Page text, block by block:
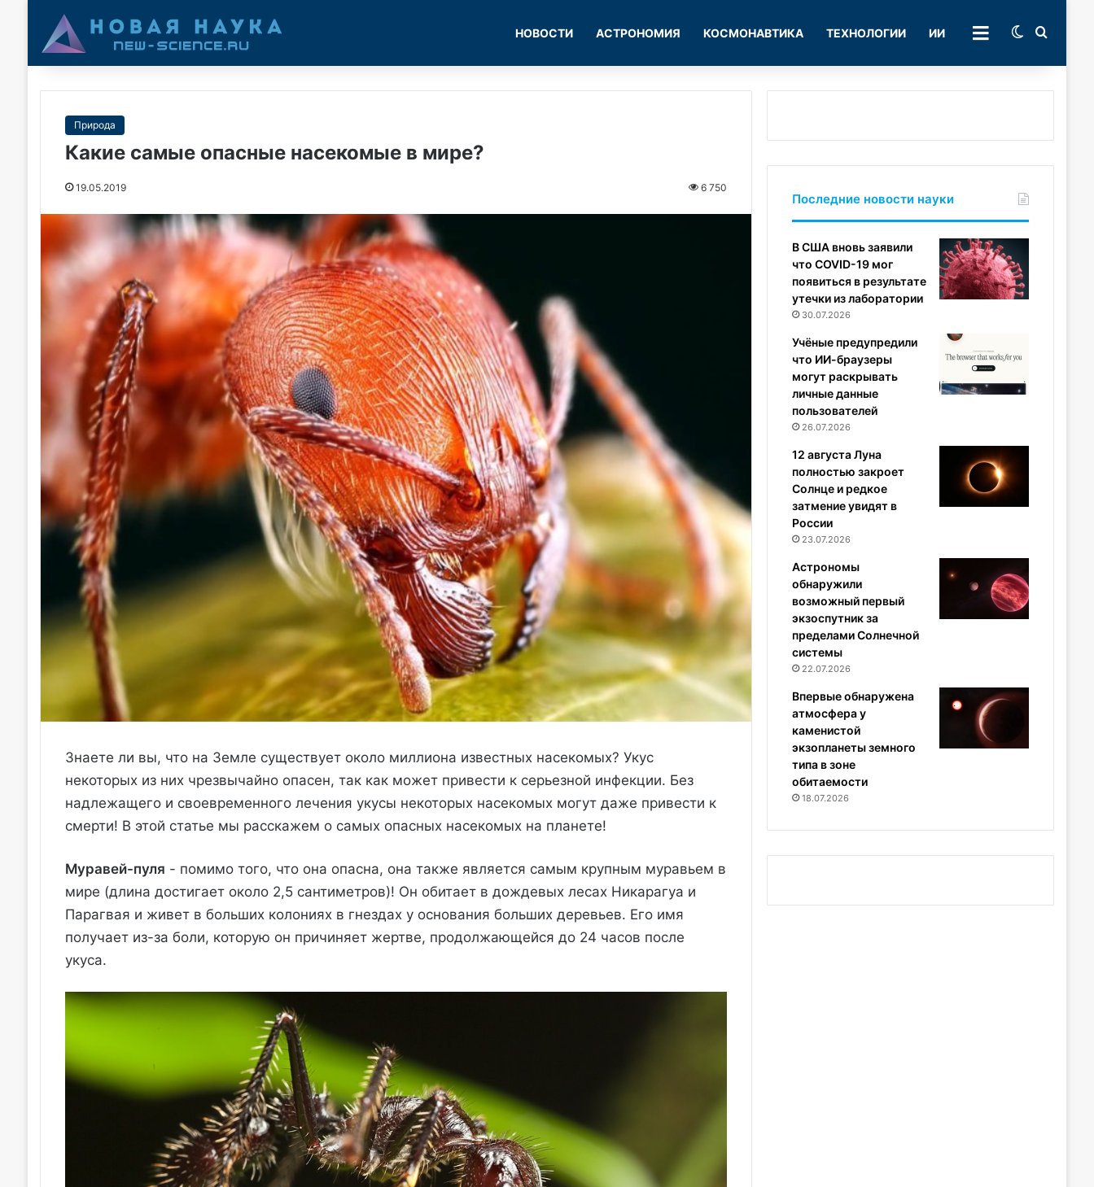
НОВОСТИ АСТРОНОМИЯ КОСМОНАВТИКА ТЕХНОЛОГИИ ИИ РУБРИКИSwitch skin
Природа
Какие самые опасные насекомые в мире?
19.05.2019 6 750
Знаете ли вы, что на Земле существует около миллиона известных насекомых? Укус
некоторых из них чрезвычайно опасен, так как может привести к серьезной инфекции. Без
надлежащего и своевременного лечения укусы некоторых насекомых могут даже привести к
смерти! В этой статье мы расскажем о самых опасных насекомых на планете!
Муравей-пуля - помимо того, что она опасна, она также является самым крупным муравьем в
мире (длина достигает около 2,5 сантиметров)! Он обитает в дождевых лесах Никарагуа и
Парагвая и живет в больших колониях в гнездах у основания больших деревьев. Его имя
получает из-за боли, которую он причиняет жертве, продолжающейся до 24 часов после
укуса.
Последние новости науки
В США вновь заявили
что COVID-19 мог
появиться в результате
утечки из лаборатории
30.07.2026
Учёные предупредили
что ИИ-браузеры
могут раскрывать
личные данные
пользователей
26.07.2026
12 августа Луна
полностью закроет
Солнце и редкое
затмение увидят в
России
23.07.2026
Астрономы
обнаружили
возможный первый
экзоспутник за
пределами Солнечной
системы
22.07.2026
Впервые обнаружена
атмосфера у
каменистой
экзопланеты земного
типа в зоне
обитаемости
18.07.2026